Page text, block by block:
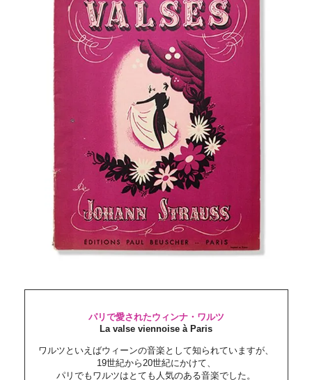
パリで愛されたウィンナ・ワルツ
La valse viennoise à Paris
ワルツといえばウィーンの音楽として知られていますが、
19世紀から20世紀にかけて、
パリでもワルツはとても人気のある音楽でした。